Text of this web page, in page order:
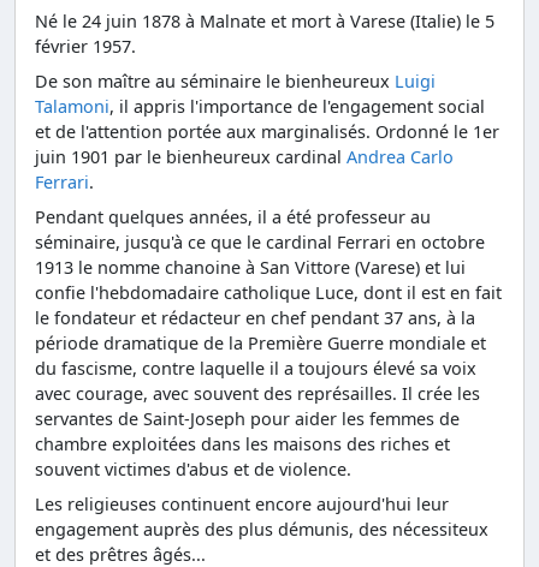
Né le 24 juin 1878 à Malnate et mort à Varese (Italie) le 5
février 1957.
De son maître au séminaire le bienheureux Luigi
Talamoni, il appris l'importance de l'engagement social
et de l'attention portée aux marginalisés. Ordonné le 1er
juin 1901 par le bienheureux cardinal Andrea Carlo
Ferrari.
Pendant quelques années, il a été professeur au
séminaire, jusqu'à ce que le cardinal Ferrari en octobre
1913 le nomme chanoine à San Vittore (Varese) et lui
confie l'hebdomadaire catholique Luce, dont il est en fait
le fondateur et rédacteur en chef pendant 37 ans, à la
période dramatique de la Première Guerre mondiale et
du fascisme, contre laquelle il a toujours élevé sa voix
avec courage, avec souvent des représailles. Il crée les
servantes de Saint-Joseph pour aider les femmes de
chambre exploitées dans les maisons des riches et
souvent victimes d'abus et de violence.
Les religieuses continuent encore aujourd'hui leur
engagement auprès des plus démunis, des nécessiteux
et des prêtres âgés...